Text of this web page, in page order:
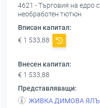
4621 - Търговия на едро
необработен тютюн
Вписан капитал:
€ 1 533,88
Внесен капитал:
€ 1 533,88
Представляващи:
ЖИВКА ДИМОВА